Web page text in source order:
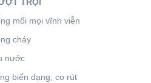
TRỘI
mọi vĩnh viễn
cháy
dạng, co rút